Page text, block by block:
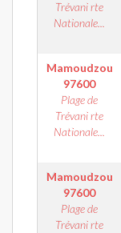
Trévani rte
Nationale...
Mamoudzou
97600
Plage de
Trévani rte
Nationale...
Mamoudzou
97600
Plage de
Trévani rte